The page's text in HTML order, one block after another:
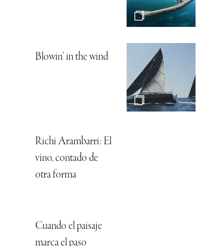
Blowin’ in the wind
Richi Arambarri: El
vino, contado de
otra forma
Cuando el paisaje
marca el paso